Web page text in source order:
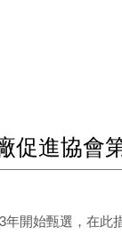
促進協會
開始甄選，在